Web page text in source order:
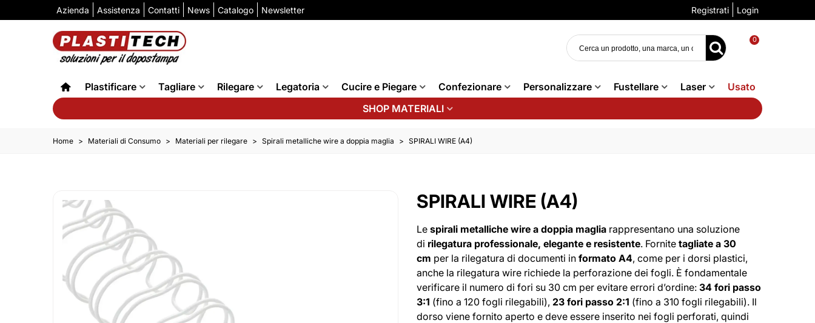
Azienda Assistenza Contatti News Catalogo Newsletter Registrati Login
0
Plastificare Tagliare Rilegare Legatoria Cucire e Piegare Confezionare Personalizzare Fustellare Laser
Usato
SHOP MATERIALI
Home > Materiali di Consumo > Materiali per rilegare > Spirali metalliche wire a doppia maglia > SPIRALI WIRE (A4)
SPIRALI WIRE (A4)
Le spirali metalliche wire a doppia maglia rappresentano una soluzione
di rilegatura professionale, elegante e resistente. Fornite tagliate a 30
cm per la rilegatura di documenti in formato A4, come per i dorsi plastici,
anche la rilegatura wire richiede la perforazione dei fogli. È fondamentale
verificare il numero di fori su 30 cm per evitare errori d’ordine: 34 fori passo
3:1 (fino a 120 fogli rilegabili), 23 fori passo 2:1 (fino a 310 fogli rilegabili). Il
dorso viene fornito aperto e deve essere inserito nei fogli perforati, quindi